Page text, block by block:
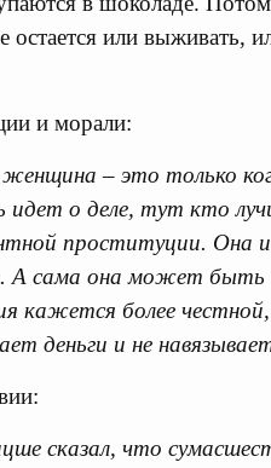
остается или выживать,
и морали:
– это только
идет о деле, тут кто
проституции. Она
А сама она может быть
кажется более
деньги и не
сказал, что